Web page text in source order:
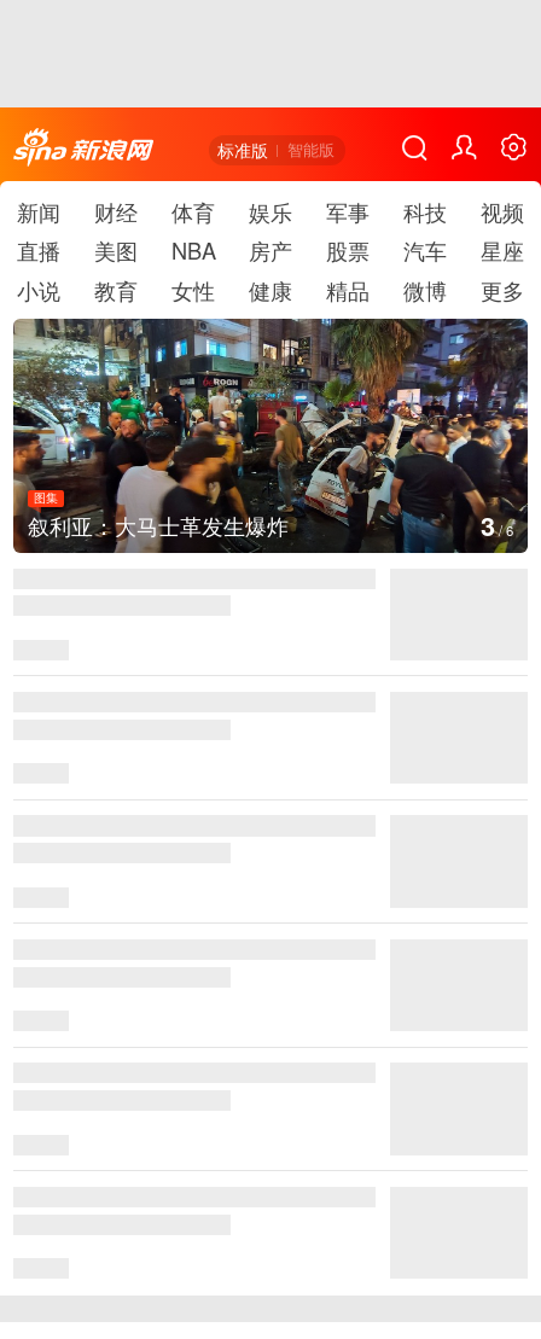
标准版 智能版
新闻 财经 体育 娱乐 军事 科技
视频
直播
美图 NBA 房产 股票 汽车
星座
小说
教育 女性 健康 精品 微博 更多
炸
图集
云南弥勒：欢庆火把节
4/6